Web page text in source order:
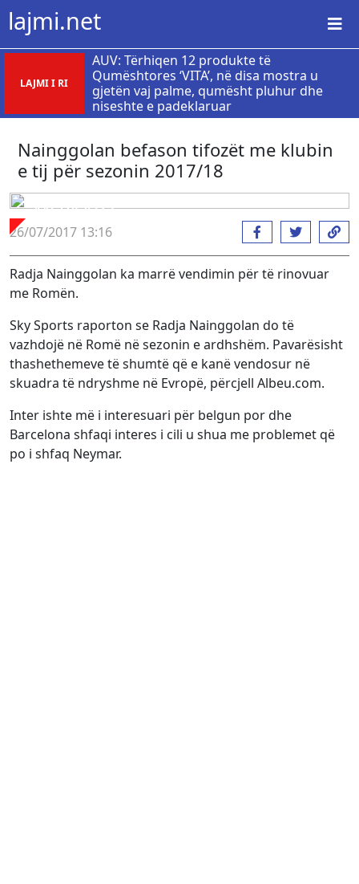
lajmi.net
LAJMI I RI
AUV: Tërhiqen 12 produkte të
Qumështores ‘VITA’, në disa mostra u
gjetën vaj palme, qumësht pluhur dhe
niseshte e padeklaruar
Nainggolan befason tifozët me klubin
e tij për sezonin 2017/18
MERKATO
26/07/2017 13:16
Radja Nainggolan ka marrë vendimin për të rinovuar
me Romën.
Sky Sports raporton se Radja Nainggolan do të
vazhdojë në Romë në sezonin e ardhshëm. Pavarësisht
thashethemeve të shumtë që e kanë vendosur në
skuadra të ndryshme në Evropë, përcjell Albeu.com.
Inter ishte më i interesuari për belgun por dhe
Barcelona shfaqi interes i cili u shua me problemet që
po i shfaq Neymar.